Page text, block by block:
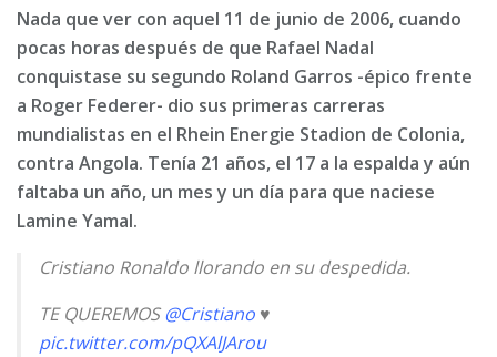
Nada que ver con aquel 11 de junio de 2006, cuando
pocas horas después de que Rafael Nadal
conquistase su segundo Roland Garros -épico frente
a Roger Federer- dio sus primeras carreras
mundialistas en el Rhein Energie Stadion de Colonia,
contra Angola. Tenía 21 años, el 17 a la espalda y aún
faltaba un año, un mes y un día para que naciese
Lamine Yamal.
Cristiano Ronaldo llorando en su despedida.
TE QUEREMOS@Cristiano ♥️
pic.twitter.com/pQXAlJArou